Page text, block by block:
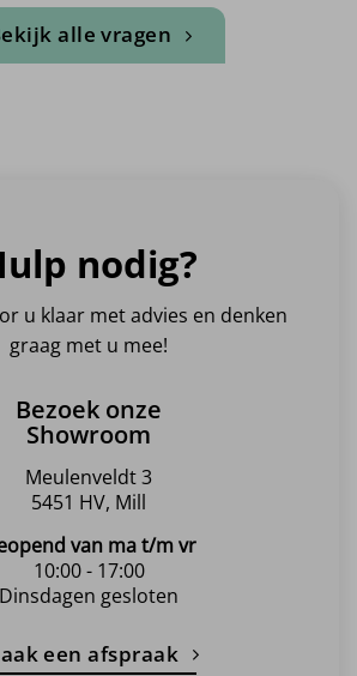
alle vragen
nodig?
u klaar met advies en denken
graag met u mee!
Bezoek onze
Showroom
Meulenveldt 3
5451 HV, Mill
van ma t/m vr
10:00 - 17:00
Dinsdagen gesloten
een afspraak